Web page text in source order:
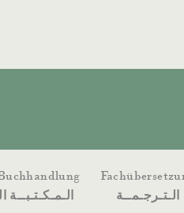
الـمـكـتـبــة الـتـرجـمــة